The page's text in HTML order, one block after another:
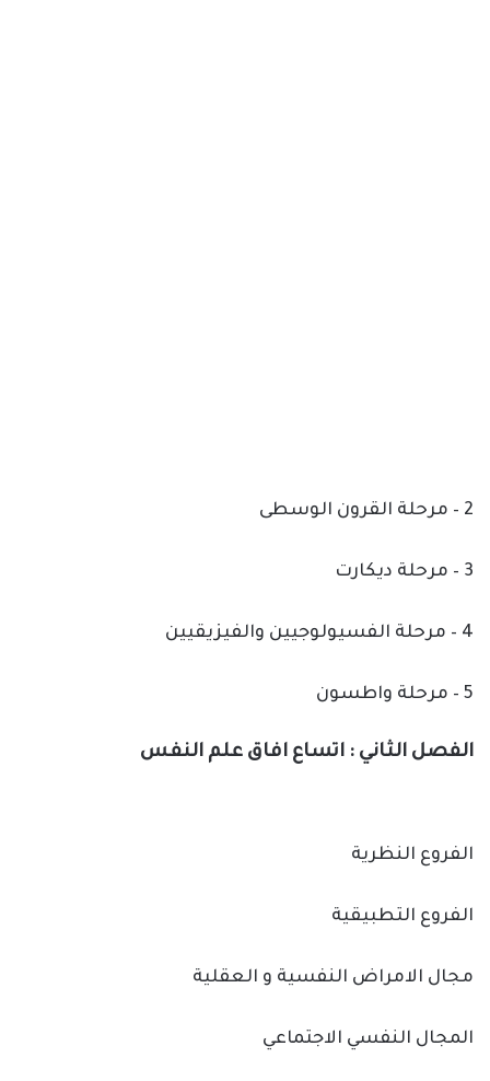
2 – مرحلة القرون الوسطى
3 – مرحلة ديكارت
4 – مرحلة الفسيولوجيين والفيزيقيين
5 – مرحلة واطسون
الفصل الثاني : اتساع افاق علم النفس
الفروع النظرية
الفروع التطبيقية
مجال الامراض النفسية و العقلية
المجال النفسي الاجتماعي